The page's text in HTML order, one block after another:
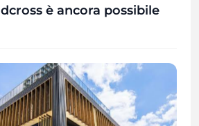
è ancora possibile